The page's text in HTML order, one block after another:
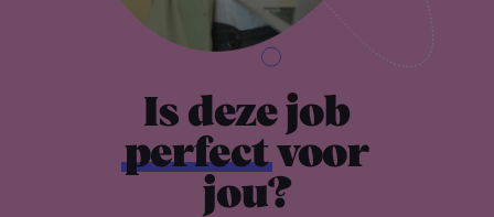
Is deze job
perfectvoor
jou?